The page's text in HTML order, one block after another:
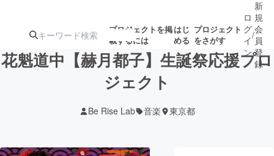
プロジェクトを掲
載するには
はじ
める
プロジェクト
をさがす
注目の新着プロ
ジェクト
募集終了が近いプ
ロジェクト
ロ
グ
イ
ン
/
新
規
会
員
登
録
花魁道中【赫月都子】生誕祭応援プロ
ジェクト
Be Rise Lab 音楽 東京都